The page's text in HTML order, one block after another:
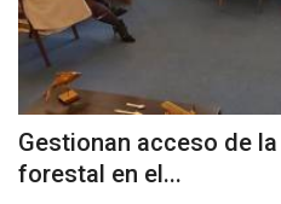
Deporte
Política
Espectáculos
Gestionan acceso de
forestal en el...